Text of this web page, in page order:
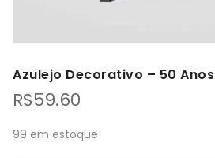
Azulejo Decorativo – 50 Anos
R$59.60
99 em estoque